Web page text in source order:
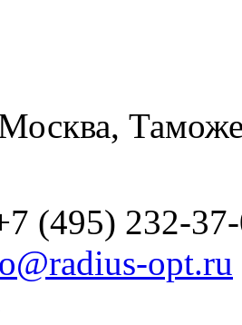
(495) 232-
opt.ru